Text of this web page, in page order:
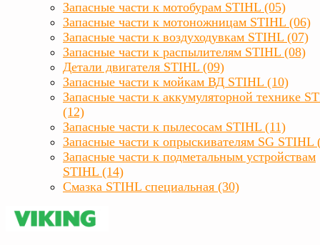
Запасные части к мотобурам STIHL (05)
Запасные части к мотоножницам STIHL (06)
Запасные части к воздуходувкам STIHL (07)
Запасные части к распылителям STIHL (08)
Детали двигателя STIHL (09)
Запасные части к мойкам ВД STIHL (10)
Запасные части к аккумуляторной технике
(12)
Запасные части к пылесосам STIHL (11)
Запасные части к опрыскивателям SG STIHL
Запасные части к подметальным устройствам
STIHL (14)
Смазка STIHL специальная (30)